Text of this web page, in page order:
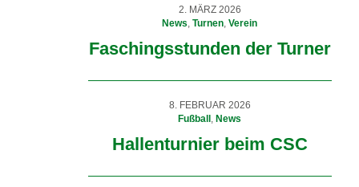
2. MÄRZ 2026
News ,Turnen ,Verein
Faschingsstunden der Turner
8. FEBRUAR 2026
Fußball ,News
Hallenturnier beim CSC